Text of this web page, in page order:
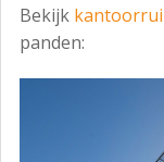
Bekijk
panden: